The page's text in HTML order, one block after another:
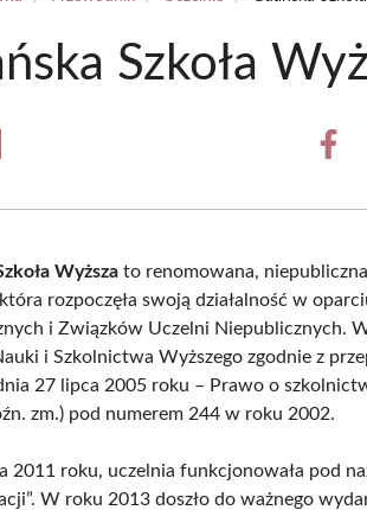
Szkoła
Share
Wyższa to renomowana,
rozpoczęła swoją działalność w
i Związków Uczelni Niepublicznych.
i Szkolnictwa Wyższego zgodnie z
27 lipca 2005 roku – Prawo o
zm.) pod numerem 244 w roku 2002.
2011 roku, uczelnia funkcjonowała pod
W roku 2013 doszło do ważnego